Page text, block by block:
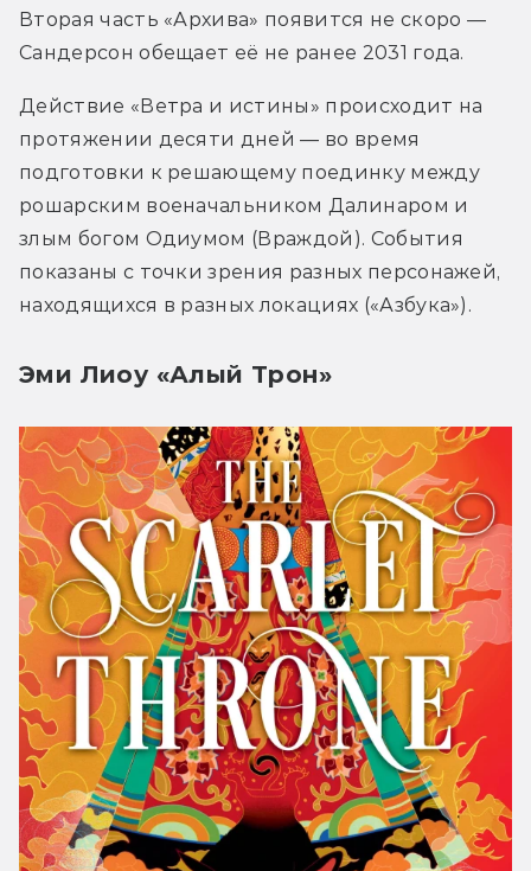
Вторая часть «Архива» появится не скоро ―
Сандерсон обещает её не ранее 2031 года.
Действие «Ветра и истины» происходит на
протяжении десяти дней ― во время
подготовки к решающему поединку между
рошарским военачальником Далинаром и
злым богом Одиумом (Враждой). События
показаны с точки зрения разных персонажей,
находящихся в разных локациях («Азбука»).
Эми Лиоу «Алый Трон»